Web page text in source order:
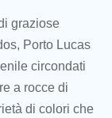
graziose
Porto Lucas
circondati
a rocce di
di colori che